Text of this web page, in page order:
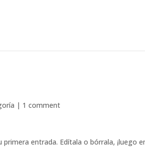
| 1 comment
entrada. Edítala o bórrala, ¡luego